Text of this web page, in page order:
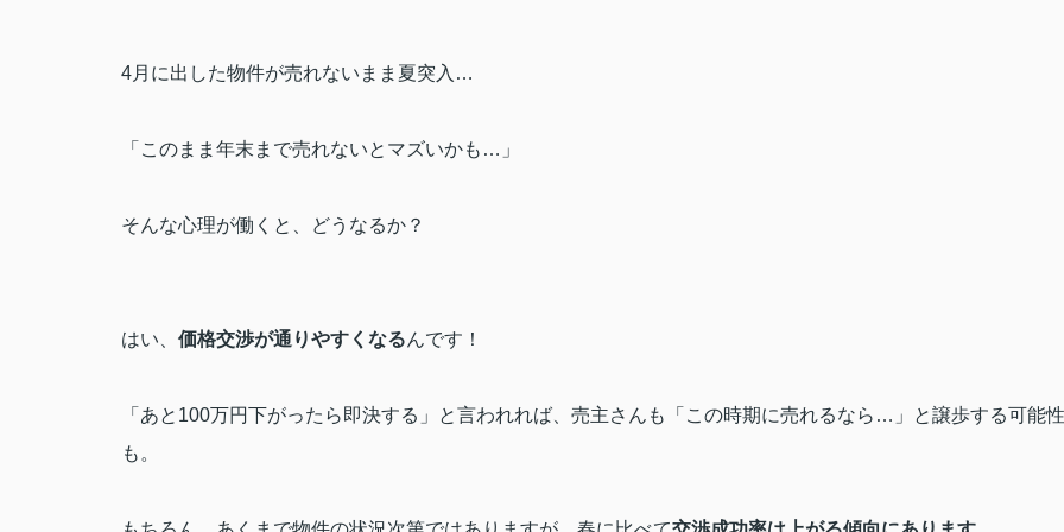
4月に出した物件が売れないまま夏突入…
「このまま年末まで売れないとマズいかも…」
そんな心理が働くと、どうなるか？
はい、 価格交渉が通りやすくなるんです！
「あと100万円下がったら即決する」と言われれば、売主さんも「この時期に売れるなら…」と譲歩する可能性
も。